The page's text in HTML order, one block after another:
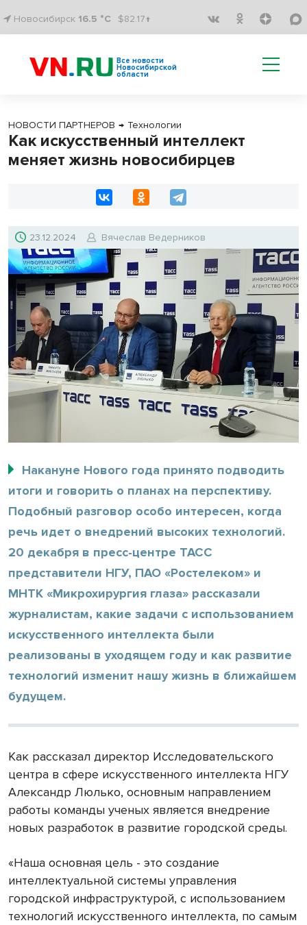
Новосибирск 16.5 °C $82.17↑
Все новости
Новосибирской
области
НОВОСТИ ПАРТНЕРОВ → Технологии
Как искусственный интеллект
меняет жизнь новосибирцев
23.12.2024 Вячеслав Ведерников
Накануне Нового года принято подводить
итоги и говорить о планах на перспективу.
Подобный разговор особо интересен, когда
речь идет о внедрений высоких технологий.
20 декабря в пресс-центре ТАСС
представители НГУ, ПАО «Ростелеком» и
МНТК «Микрохирургия глаза» рассказали
журналистам, какие задачи с использованием
искусственного интеллекта были
реализованы в уходящем году и как развитие
технологий изменит нашу жизнь в ближайшем
будущем.
Как рассказал директор Исследовательского
центра в сфере искусственного интеллекта НГУ
Александр Люлько, основным направлением
работы команды ученых является внедрение
новых разработок в развитие городской среды.
«Наша основная цель - это создание
интеллектуальной системы управления
городской инфраструктурой, с использованием
технологий искусственного интеллекта, по самым